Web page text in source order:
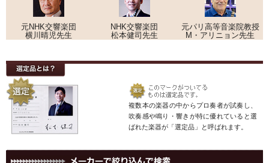
元NHK交響楽団
横川晴児先生
NHK交響楽団
松本健司先生
元パリ高等音楽院教授
M・アリニョン先生
複数本の楽器の中からプロ奏者が試奏し、
吹奏感や鳴り・響きが特に優れていると選
ばれた楽器が「選定品」と呼ばれます。